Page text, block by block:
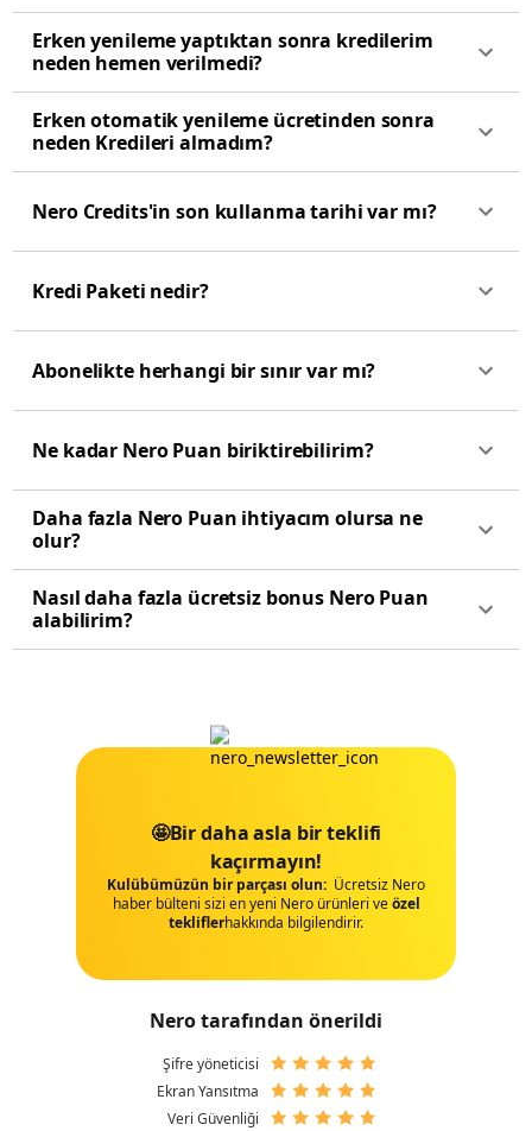
Erken yenileme yaptıktan sonra kredilerim
neden hemen verilmedi?
Erken otomatik yenileme ücretinden sonra
neden Kredileri almadım?
Nero Credits'in son kullanma tarihi var mı?
Kredi Paketi nedir?
Abonelikte herhangi bir sınır var mı?
Ne kadar Nero Puan biriktirebilirim?
Daha fazla Nero Puan ihtiyacım olursa ne
olur?
Nasıl daha fazla ücretsiz bonus Nero Puan
alabilirim?
🤩Bir daha asla bir teklifi
kaçırmayın!
Kulübümüzün bir parçası olun: Ücretsiz Nero
haber bülteni sizi en yeni Nero ürünleri veözel
tekli̇flerhakkında bilgilendirir.
Nero tarafından önerildi
Şifre yöneticisi
Ekran Yansıtma
Veri Güvenliği